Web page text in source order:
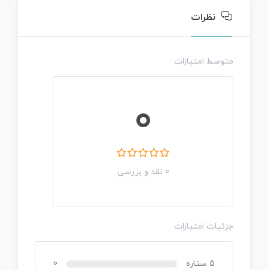
نظرات
متوسط امتیازات
0
0 نقد و بررسی
جزئیات امتیازات
5 ستاره
0